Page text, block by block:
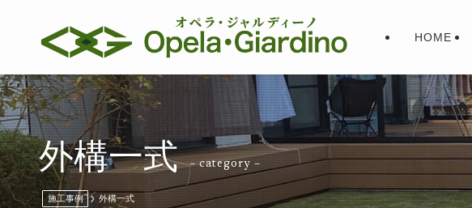
HOME
外構一式 – category –
施工事例 外構一式